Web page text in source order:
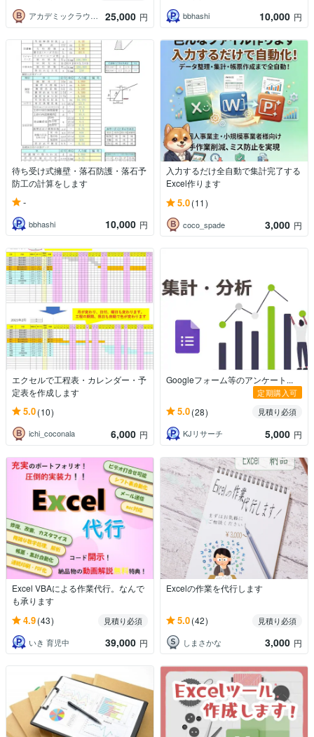
アカデミックラウンジ
25,000 円 bbhashi 10,000 円
待ち受け式擁壁・落石防護・落石予
防工の計算をします
-
bbhashi 10,000 円
入力するだけ全自動で集計完了する
Excel作ります
5.0(11)
coco_spade 3,000 円
エクセルで工程表・カレンダー・予
定表を作成します
5.0(10)
ichi_coconala 6,000 円
Googleフォーム等のアンケート...
定期購入可
5.0(28)
見積り必須
KJリサーチ
5,000 円
Excel VBAによる作業代行。なんで
も承ります
4.9(43)
見積り必須
いき 育児中
39,000 円
Excelの作業を代行します
5.0(42)
見積り必須
しまさかな
3,000 円